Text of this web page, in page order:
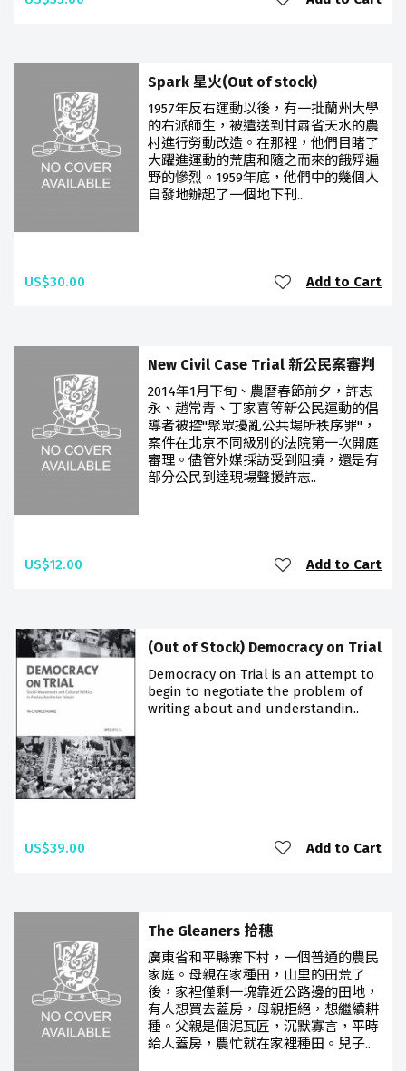
Spark 星火(Out of stock)
1957年反右運動以後，有一批蘭州大學
的右派師生，被遣送到甘肅省天水的農
村進行勞動改造。在那裡，他們目睹了
大躍進運動的荒唐和隨之而來的餓殍遍
野的慘烈。1959年底，他們中的幾個人
自發地辦起了一個地下刊..
US$30.00 Add to Cart
New Civil Case Trial 新公民案審判
2014年1月下旬、農曆春節前夕，許志
永、趙常青、丁家喜等新公民運動的倡
導者被控"聚眾擾亂公共場所秩序罪"，
案件在北京不同級別的法院第一次開庭
審理。儘管外媒採訪受到阻撓，還是有
部分公民到達現場聲援許志..
US$12.00 Add to Cart
(Out of Stock) Democracy on Trial
Democracy on Trial is an attempt to
begin to negotiate the problem of
writing about and understandin..
US$39.00 Add to Cart
The Gleaners 拾穗
廣東省和平縣寨下村，一個普通的農民
家庭。母親在家種田，山里的田荒了
後，家裡僅剩一塊靠近公路邊的田地，
有人想買去蓋房，母親拒絕，想繼續耕
種。父親是個泥瓦匠，沉默寡言，平時
給人蓋房，農忙就在家裡種田。兒子..